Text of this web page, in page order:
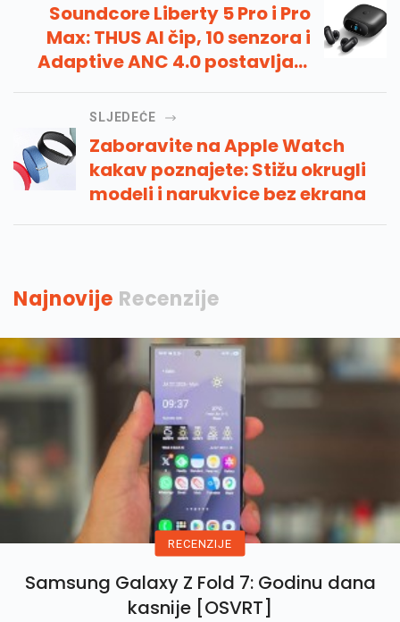
Soundcore Liberty 5 Pro i Pro
Max: THUS AI čip, 10 senzora i
Adaptive ANC 4.0 postavljaju
novi standard za TWS pozive
SLJEDEĆE
Zaboravite na Apple Watch
kakav poznajete: Stižu okrugli
modeli i narukvice bez ekrana
Najnovije Recenzije
RECENZIJE
Samsung Galaxy Z Fold 7: Godinu dana
kasnije [OSVRT]